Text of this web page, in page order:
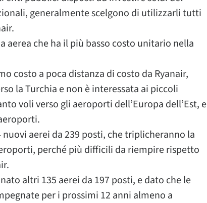
generalmente scelgono di utilizzarli tutti
aerea che ha il più basso costo unitario nella
costo a poca distanza di costo da Ryanair,
la Turchia e non è interessata ai piccoli
voli verso gli aeroporti dell’Europa dell’Est, e
aerei da 239 posti, che triplicheranno la
perché più difficili da riempire rispetto
altri 135 aerei da 197 posti, e dato che le
per i prossimi 12 anni almeno a